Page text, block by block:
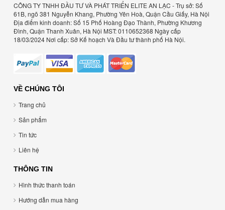
CÔNG TY TNHH ĐẦU TƯ VÀ PHÁT TRIỂN ELITE AN LẠC - Trụ sở: Số
61B, ngõ 381 Nguyễn Khang, Phường Yên Hoà, Quận Cầu Giấy, Hà Nội
Địa điểm kinh doanh: Số 15 Phố Hoàng Đạo Thành, Phường Khương
Đình, Quận Thanh Xuân, Hà Nội MST: 0110652368 Ngày cấp
18/03/2024 Nơi cấp: Sở Kế hoạch Và Đầu tư thành phố Hà Nội.
VỀ CHÚNG TÔI
Trang chủ
Sản phẩm
Tin tức
Liên hệ
THÔNG TIN
Hình thức thanh toán
Hướng dẫn mua hàng